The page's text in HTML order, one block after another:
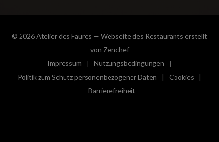
© 2026 Atelier des Faures — Webseite des Restaurants erstellt
von Zenchef((öffnet ein neues Fenster))
Impressum
((öffnet ein neues Fenster))
Nutzungsbedingungen
((öffnet ein neues Fenster))
Politik zum Schutz personenbezogener Daten
((öffnet ein neues Fenster))
Cookies
((öffnet
Barrierefreiheit